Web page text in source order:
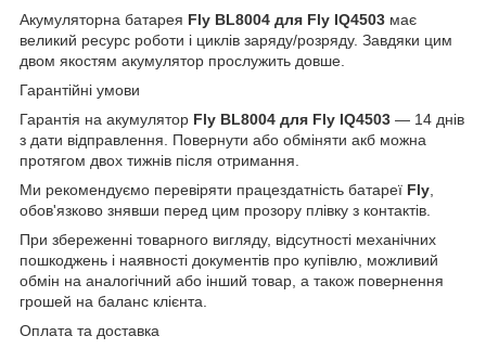
Акумуляторна батарея Fly BL8004 для Fly IQ4503 має
великий ресурс роботи і циклів заряду/розряду. Завдяки цим
двом якостям акумулятор прослужить довше.
Гарантійні умови
Гарантія на акумулятор Fly BL8004 для Fly IQ4503 ― 14 днів
з дати відправлення. Повернути або обміняти акб можна
протягом двох тижнів після отримання.
Ми рекомендуємо перевіряти працездатність батареї Fly
обов'язково знявши перед цим прозору плівку з контактів.
При збереженні товарного вигляду, відсутності механічних
пошкоджень і наявності документів про купівлю, можливий
обмін на аналогічний або інший товар, а також повернення
грошей на баланс клієнта.
Оплата та доставка